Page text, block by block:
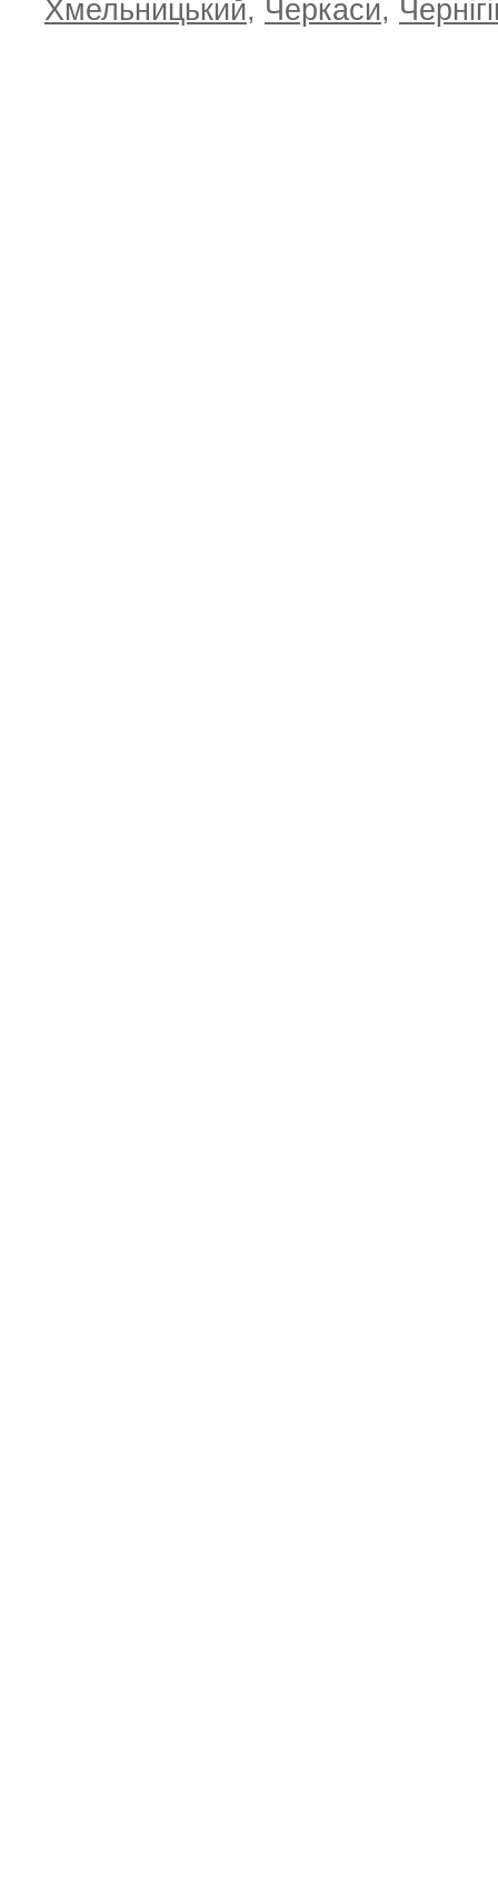
Хмельницький, Черкаси,